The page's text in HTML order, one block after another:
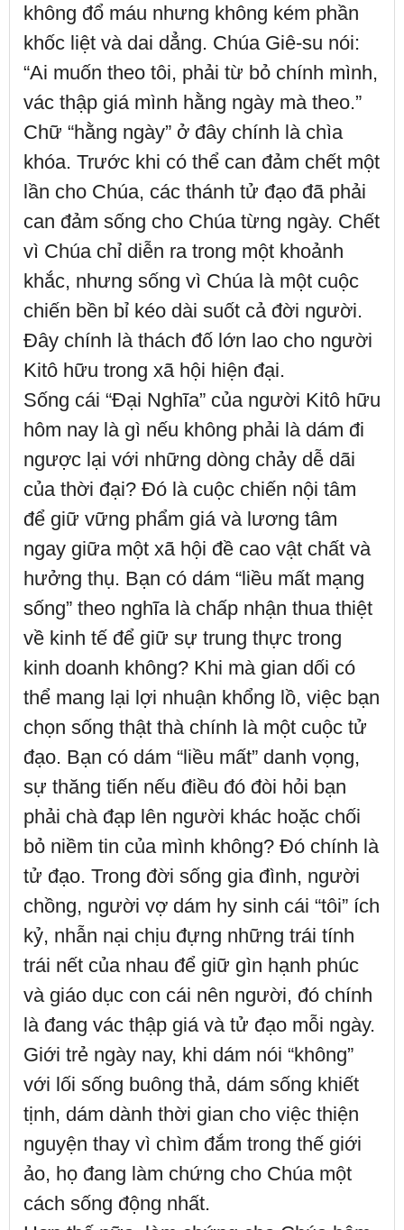
không đổ máu nhưng không kém phần
khốc liệt và dai dẳng. Chúa Giê-su nói:
“Ai muốn theo tôi, phải từ bỏ chính mình,
vác thập giá mình hằng ngày mà theo.”
Chữ “hằng ngày” ở đây chính là chìa
khóa. Trước khi có thể can đảm chết một
lần cho Chúa, các thánh tử đạo đã phải
can đảm sống cho Chúa từng ngày. Chết
vì Chúa chỉ diễn ra trong một khoảnh
khắc, nhưng sống vì Chúa là một cuộc
chiến bền bỉ kéo dài suốt cả đời người.
Đây chính là thách đố lớn lao cho người
Kitô hữu trong xã hội hiện đại.
Sống cái “Đại Nghĩa” của người Kitô hữu
hôm nay là gì nếu không phải là dám đi
ngược lại với những dòng chảy dễ dãi
của thời đại? Đó là cuộc chiến nội tâm
để giữ vững phẩm giá và lương tâm
ngay giữa một xã hội đề cao vật chất và
hưởng thụ. Bạn có dám “liều mất mạng
sống” theo nghĩa là chấp nhận thua thiệt
về kinh tế để giữ sự trung thực trong
kinh doanh không? Khi mà gian dối có
thể mang lại lợi nhuận khổng lồ, việc bạn
chọn sống thật thà chính là một cuộc tử
đạo. Bạn có dám “liều mất” danh vọng,
sự thăng tiến nếu điều đó đòi hỏi bạn
phải chà đạp lên người khác hoặc chối
bỏ niềm tin của mình không? Đó chính là
tử đạo. Trong đời sống gia đình, người
chồng, người vợ dám hy sinh cái “tôi” ích
kỷ, nhẫn nại chịu đựng những trái tính
trái nết của nhau để giữ gìn hạnh phúc
và giáo dục con cái nên người, đó chính
là đang vác thập giá và tử đạo mỗi ngày.
Giới trẻ ngày nay, khi dám nói “không”
với lối sống buông thả, dám sống khiết
tịnh, dám dành thời gian cho việc thiện
nguyện thay vì chìm đắm trong thế giới
ảo, họ đang làm chứng cho Chúa một
cách sống động nhất.